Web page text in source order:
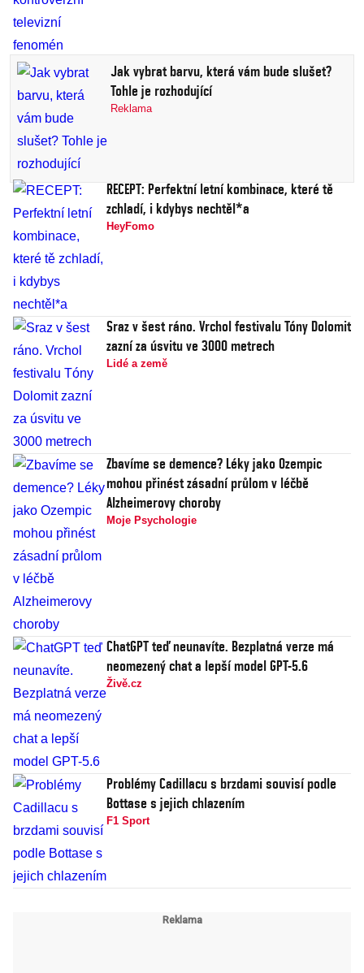
Jak vybrat barvu, která vám bude slušet?
Tohle je rozhodující
Reklama
RECEPT: Perfektní letní kombinace, které tě
zchladí, i kdybys nechtěl*a
HeyFomo
Sraz v šest ráno. Vrchol festivalu Tóny Dolomit
zazní za úsvitu ve 3000 metrech
Lidé a země
Zbavíme se demence? Léky jako Ozempic
mohou přinést zásadní průlom v léčbě
Alzheimerovy choroby
Moje Psychologie
ChatGPT teď neunavíte. Bezplatná verze má
neomezený chat a lepší model GPT-5.6
Živě.cz
Problémy Cadillacu s brzdami souvisí podle
Bottase s jejich chlazením
F1 Sport